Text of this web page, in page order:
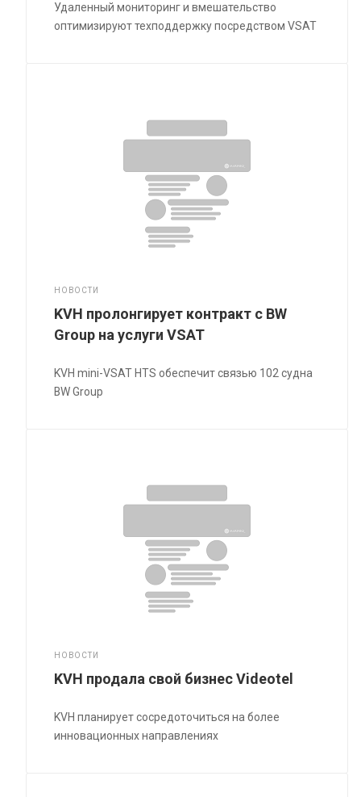
Удаленный мониторинг и вмешательство
оптимизируют техподдержку посредством VSAT
НОВОСТИ
KVH пролонгирует контракт с BW
Group на услуги VSAT
KVH mini-VSAT HTS обеспечит связью 102 судна
BW Group
НОВОСТИ
KVH продала свой бизнес Videotel
KVH планирует сосредоточиться на более
инновационных направлениях